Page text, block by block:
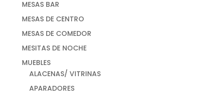
MESAS BAR
MESAS DE CENTRO
MESAS DE COMEDOR
MESITAS DE NOCHE
MUEBLES
ALACENAS/ VITRINAS
APARADORES